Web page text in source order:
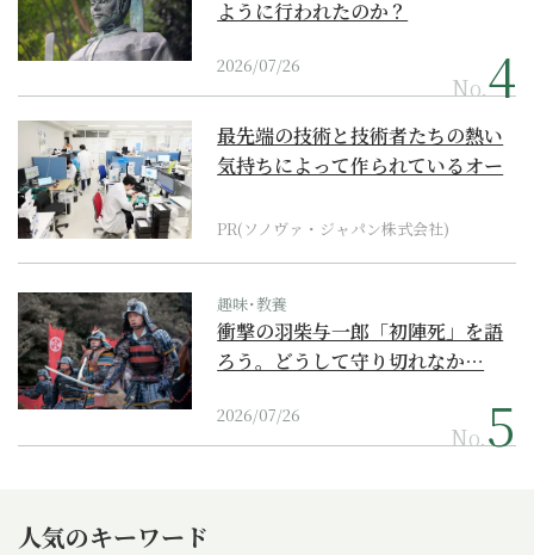
ように行われたのか？
2026/07/26
No.
最先端の技術と技術者たちの熱い
気持ちによって作られているオー
PR(ソノヴァ・ジャパン株式会社)
趣味･教養
衝撃の羽柴与一郎「初陣死」を語
ろう。どうして守り切れなか…
2026/07/26
No.
人気のキーワード